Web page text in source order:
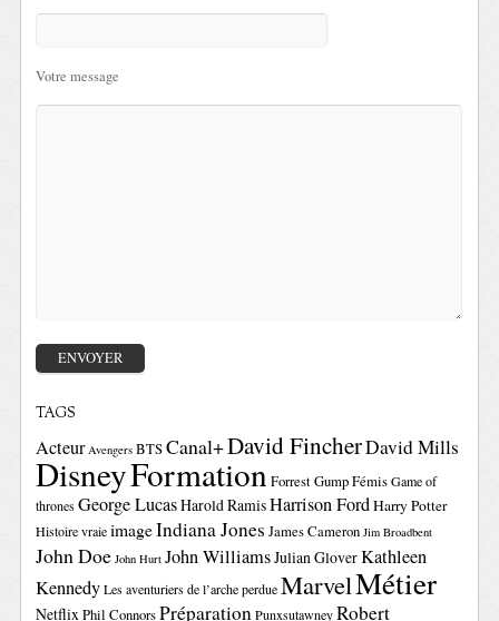
Votre message
TAGS
Acteur Avengers BTSCanal+David FincherDavid Mills
DisneyFormationForrest GumpFémis Game of
thrones George LucasHarold RamisHarrison FordHarry Potter
Histoire vraie imageIndiana Jones James Cameron Jim Broadbent
John Doe John Hurt John WilliamsJulian GloverKathleen
Kennedy Les aventuriers de l’arche perdue MarvelMétier
NetflixPhil ConnorsPréparation Punxsutawney Robert